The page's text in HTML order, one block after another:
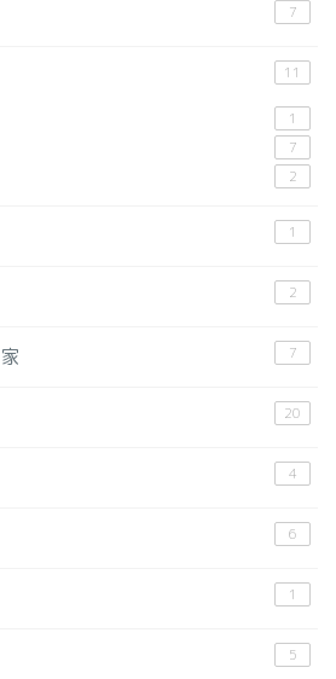
7
11
1
7
2
1
2
7
20
4
6
1
5